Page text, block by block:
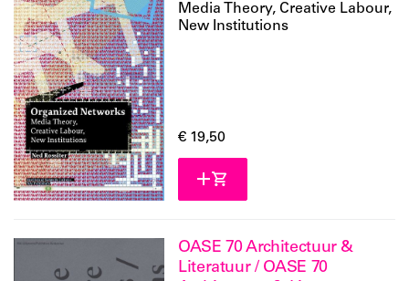
Media Theory, Creative Labour,
New Institutions
€ 19,50
OASE 70 Architectuur &
Literatuur / OASE 70